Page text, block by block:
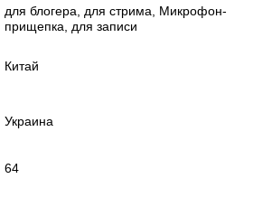
для блогера, для стрима, Микрофон-
прищепка, для записи
Китай
Украина
64